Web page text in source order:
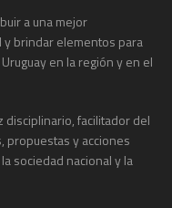
a una mejor
brindar elementos para
en la región y en el
disciplinario, facilitador del
propuestas y acciones
sociedad nacional y la